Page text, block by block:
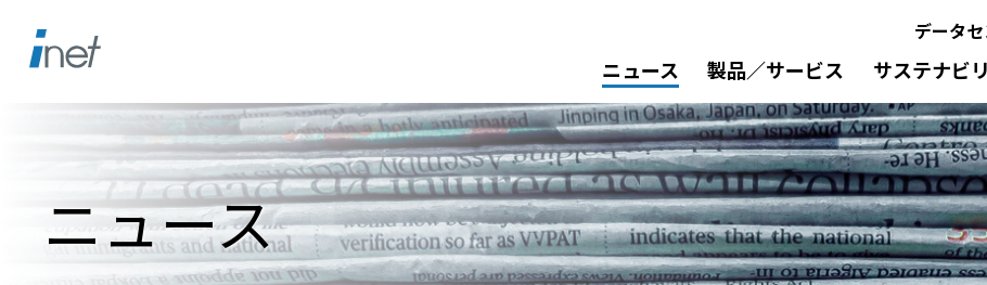
データ
ニュース 製品／サービス サステナビ
ニュース